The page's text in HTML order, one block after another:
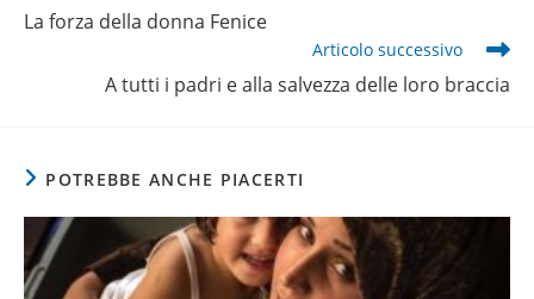
altri
articoli
La forza della donna Fenice
Articolo successivo
A tutti i padri e alla salvezza delle loro braccia
POTREBBE ANCHE PIACERTI